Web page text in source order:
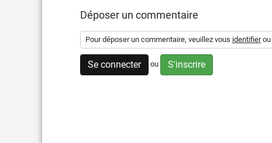
Déposer un commentaire
Pour déposer un commentaire, veuillez vous identifierou
Se connecter ou S'inscrire